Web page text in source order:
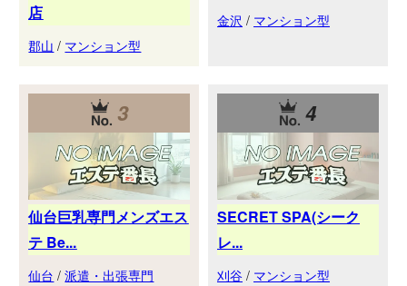
店
郡山 / マンション型
金沢 / マンション型
3
仙台巨乳専門メンズエス
テ Be...
仙台 /派遣・出張専門
4
SECRET SPA(シーク
レ...
刈谷 / マンション型